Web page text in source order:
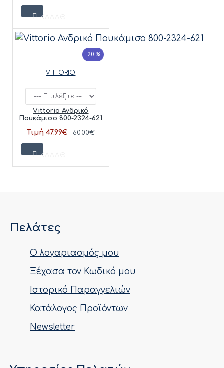
ΚΑΛΆΘΙ
-20 %
VITTORIO
Vittorio Ανδρικό
Πουκάμισο 800-2324-621
Τιμή 47.99€ 60.00€
ΚΑΛΆΘΙ
Πελάτες
Ο λογαριασμός μου
Ξέχασα τον Κωδικό μου
Ιστορικό Παραγγελιών
Κατάλογος Προϊόντων
Newsletter